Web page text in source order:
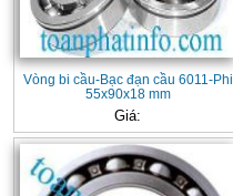
Vòng bi cầu-Bạc đạn cầu 6011-Phi
55x90x18 mm
Giá: